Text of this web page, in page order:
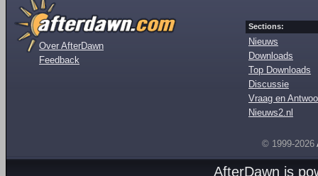
Over AfterDawn
Feedback
Sections:
Nieuws
Downloads
Top Downloads
Discussie
Vraag en
Nieuws2.nl
© 1999-2026
AfterDawn is